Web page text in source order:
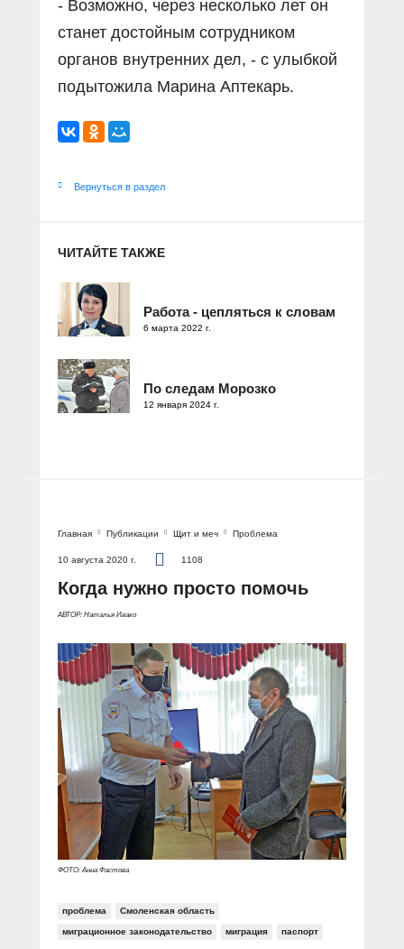
- Возможно, через несколько лет он
станет достойным сотрудником
органов внутренних дел, - с улыбкой
подытожила Марина Аптекарь.
Вернуться в раздел
ЧИТАЙТЕ ТАКЖЕ
Работа - цепляться к словам
6 марта 2022 г.
По следам Морозко
12 января 2024 г.
Главная Публикации Щит и меч Проблема
10 августа 2020 г. 1108
Когда нужно просто помочь
АВТОР: Наталья Ивако
ФОТО: Анна Фастова
проблема Смоленская область
миграционное законодательство миграция паспорт